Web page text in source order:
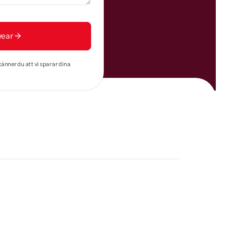
du att vi sparar dina